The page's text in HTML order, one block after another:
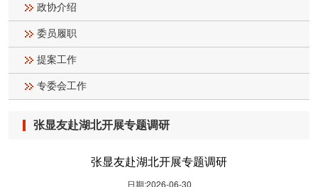
政协介绍
委员履职
提案工作
专委会工作
张显友赴湖北开展专题调研
张显友赴湖北开展专题调研
日期:2026-06-30